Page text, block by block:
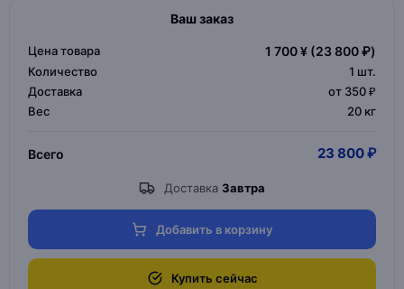
Ваш заказ
Цена товара 1 700 ¥ (23 800 ₽)
Количество 1 шт.
Доставка
от 350 ₽
Вес
20 кг
Всего 23 800 ₽
Доставка Завтра
Добавить в корзину
Купить сейчас